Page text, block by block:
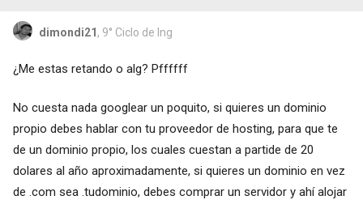
dimondi21 , 9° Ciclo de Ing
¿Me estas retando o alg? Pffffff
No cuesta nada googlear un poquito, si quieres un dominio
propio debes hablar con tu proveedor de hosting, para que te
de un dominio propio, los cuales cuestan a partide de 20
dolares al año aproximadamente, si quieres un dominio en vez
de .com sea .tudominio, debes comprar un servidor y ahí alojar